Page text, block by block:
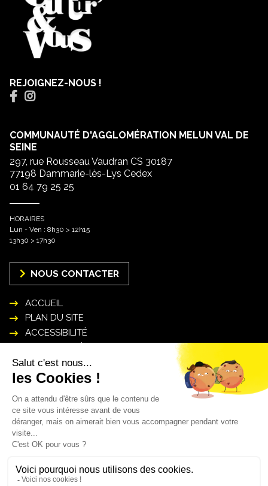
REJOIGNEZ-NOUS !
COMMUNAUTÉ D'AGGLOMÉRATION MELUN VAL DE
SEINE
297, rue Rousseau Vaudran CS 30187
77198 Dammarie-lès-Lys Cedex
01 64 79 25 25
HORAIRES
Lun - Ven : 8h30 > 12h15
13h30 > 17h30
NOUS CONTACTER
ACCUEIL
PLAN DU SITE
ACCESSIBILITÉ
POLITIQUE DE GESTION DES DONNÉES
PERSONNELLES
INSCRIPTION NEWSLETTER
Mon courriel* :